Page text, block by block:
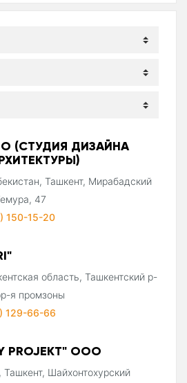
(СТУДИЯ ДИЗАЙНА
Ташкент, Мирабадский
47
150-15-20
область, Ташкентский р-
я промзоны
129-66-66
PROJEKT" ООО
Ташкент, Шайхонтохурский